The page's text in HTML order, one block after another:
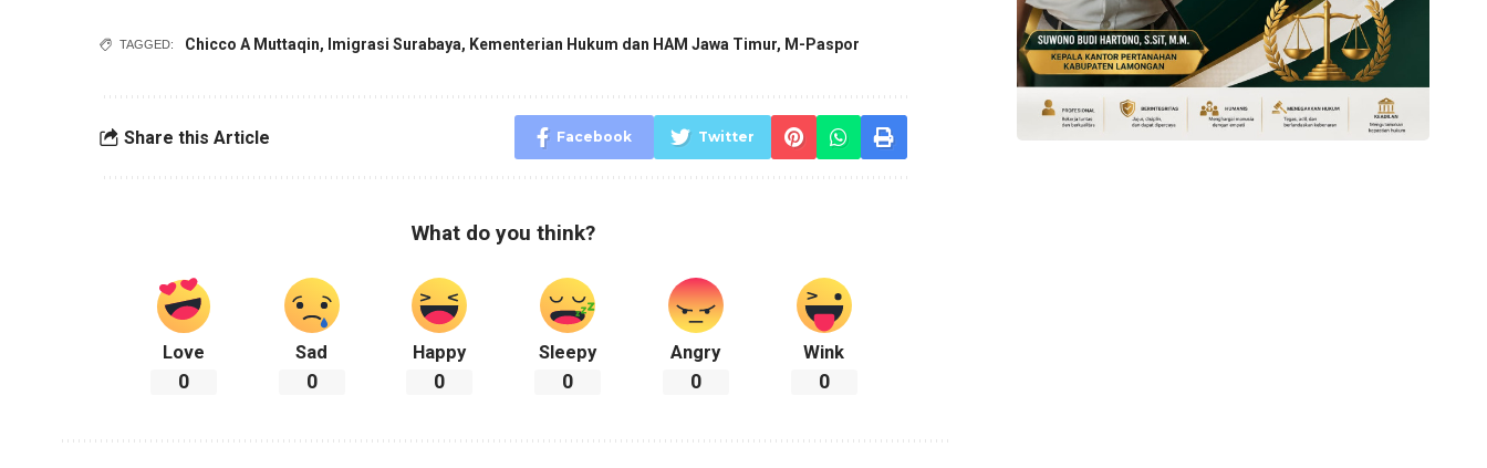
TAGGED: Chicco A Muttaqin, Imigrasi Surabaya, Kementerian Hukum dan HAM Jawa Timur, M-Paspor
Share this Article Facebook Twitter
What do you think?
Love
0
Sad
0
Happy
0
Sleepy
0
Angry
0
Wink
0